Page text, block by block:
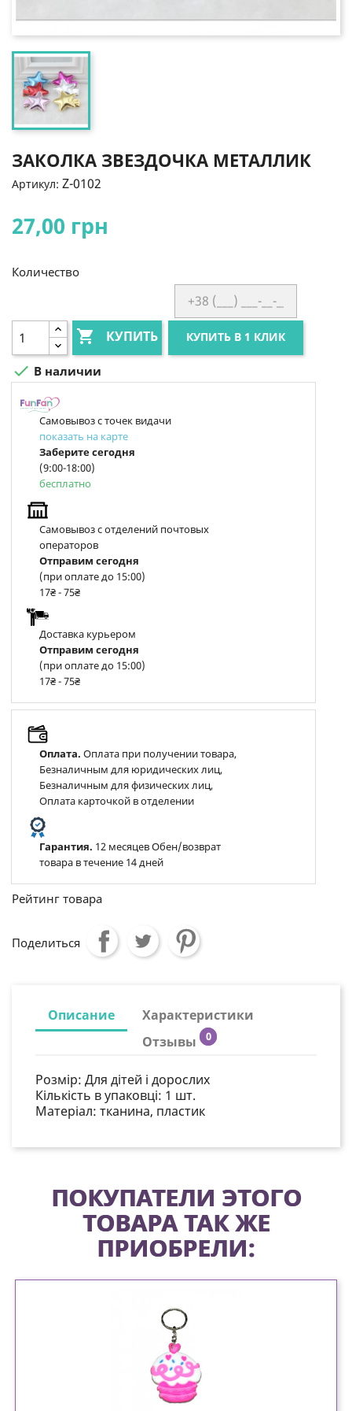
ЗАКОЛКА ЗВЕЗДОЧКА МЕТАЛЛИК
Артикул: Z-0102
27,00 грн
Количество
 КУПИТЬ КУПИТЬ В 1 КЛИК
 В наличии
Самовывоз с точек видачи
показать на карте
Заберите сегодня
(9:00-18:00)
бесплатно
Самовывоз с отделений почтовых
операторов
Отправим сегодня
(при оплате до 15:00)
17₴ - 75₴
Доставка курьером
Отправим сегодня
(при оплате до 15:00)
17₴ - 75₴
Оплата. Оплата при получении товара,
Безналичным для юридических лиц,
Безналичным для физических лиц,
Оплата карточкой в отделении
Гарантия. 12 месяцев Обен/возврат
товара в течение 14 дней
Рейтинг товара
Поделиться
Описание
Характеристики
Отзывы
0
Розмір: Для дітей і дорослих
Кількість в упаковці: 1 шт.
Матеріал: тканина, пластик
ПОКУПАТЕЛИ ЭТОГО
ТОВАРА ТАК ЖЕ
ПРИОБРЕЛИ: